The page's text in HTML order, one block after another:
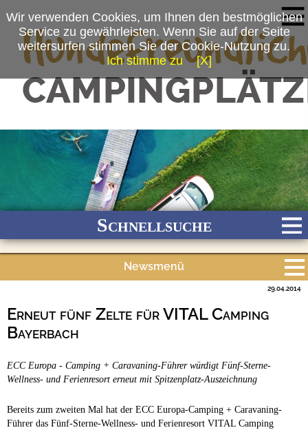
Schnellsuche
Ganzjährig geöffnet
Newsmenü
Campingplätze
Touristik
Erneut fünf Zelte für VITAL Camping
Bayerbach
29.04.2014
ECC Europa - Camping + Caravaning-Führer würdigt Fünf-Sterne-
Wellness- und Ferienresort erneut mit Spitzenplatz-Auszeichnung
Bereits zum zweiten Mal hat der ECC Europa-Camping + Caravaning-
Führer das Fünf-Sterne-Wellness- und Ferienresort VITAL Camping
Wir verwenden Cookies, um Ihnen den bestmöglichen
Service zu gewährleisten. Wenn Sie auf der Seite
weitersurfen stimmen Sie der Cookie-Nutzung zu.
Ich stimme zu
[X]